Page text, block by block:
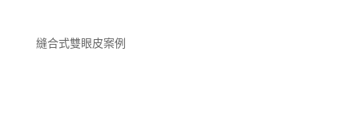
縫合式雙眼皮案例